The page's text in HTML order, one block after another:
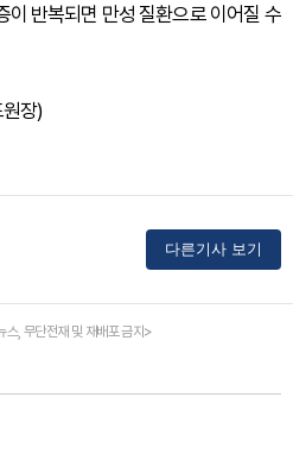
이 반복되면 만성 질환으로 이어질 수
장)
다른기사 보기
, 무단전재 및 재배포 금지>